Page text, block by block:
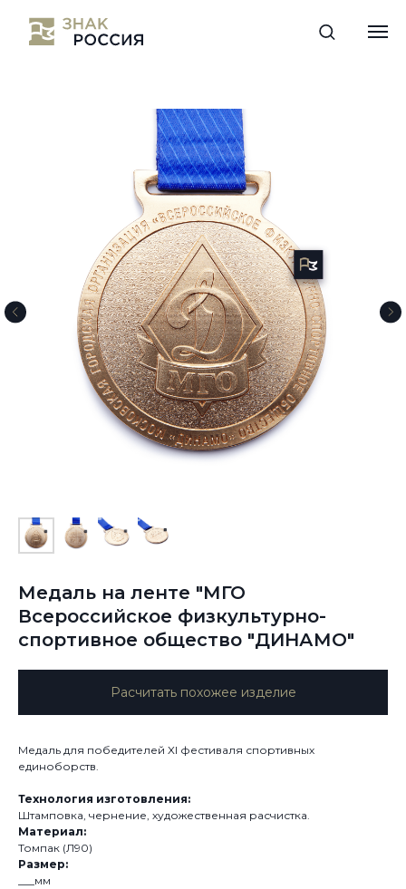
Медаль на ленте "МГО
Всероссийское физкультурно-
спортивное общество "ДИНАМО"
Расчитать похожее изделие
Медаль для победителей XI фестиваля спортивных
единоборств.
Технология изготовления:
Штамповка, чернение, художественная расчистка.
Материал:
Томпак (Л90)
Размер:
___мм